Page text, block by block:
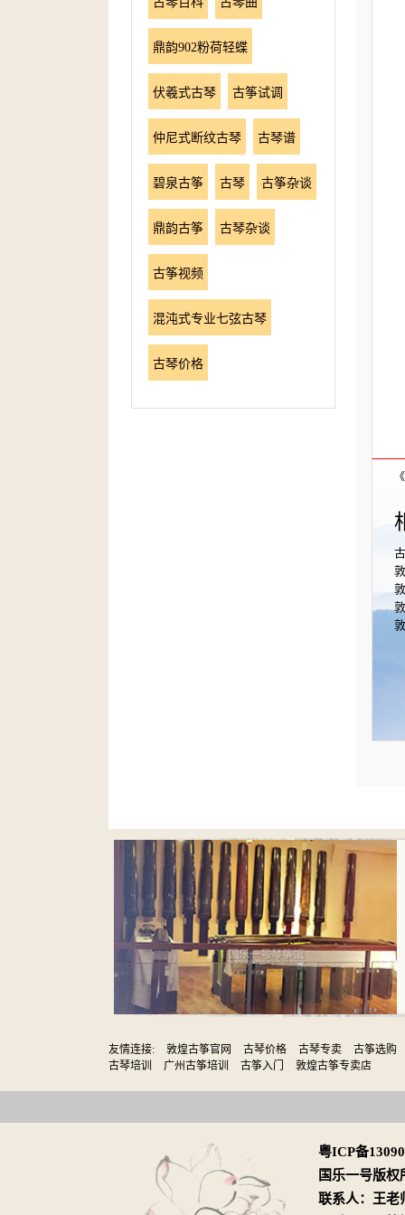
鼎韵902粉荷轻蝶
伏羲式古琴 古筝试调
仲尼式断纹古琴 古琴谱
碧泉古筝 古琴 古筝杂谈
鼎韵古筝 古琴杂谈
古筝视频
混沌式专业七弦古琴
古琴价格
友情连接: 敦煌古筝官网 古琴价格 古琴专卖
古筝选购
古琴培训
广州古筝培训 古筝入门 敦煌古筝专卖店
粤ICP备
国乐一号版权
联系人：王老